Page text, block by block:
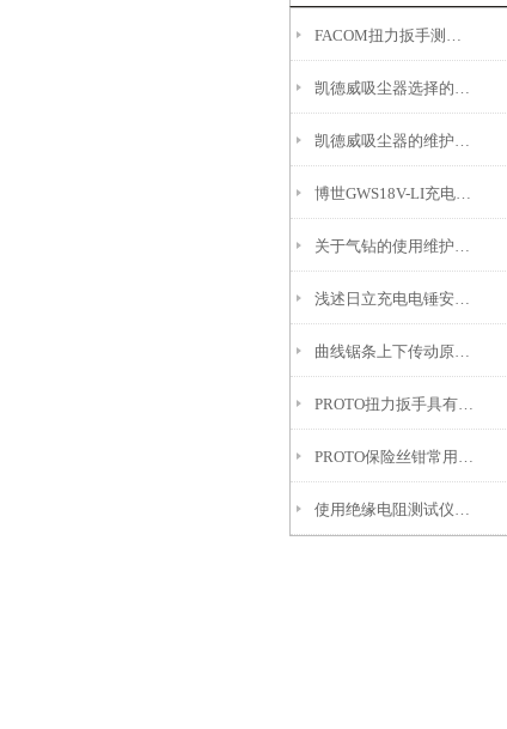
博世GWS18V-LI充电角磨机特点及用途
浅述日立充电电锤安全操作规程
曲线锯条上下传动原理是怎样的
PROTO扭力扳手具有多种扭矩单位和模式可供选择